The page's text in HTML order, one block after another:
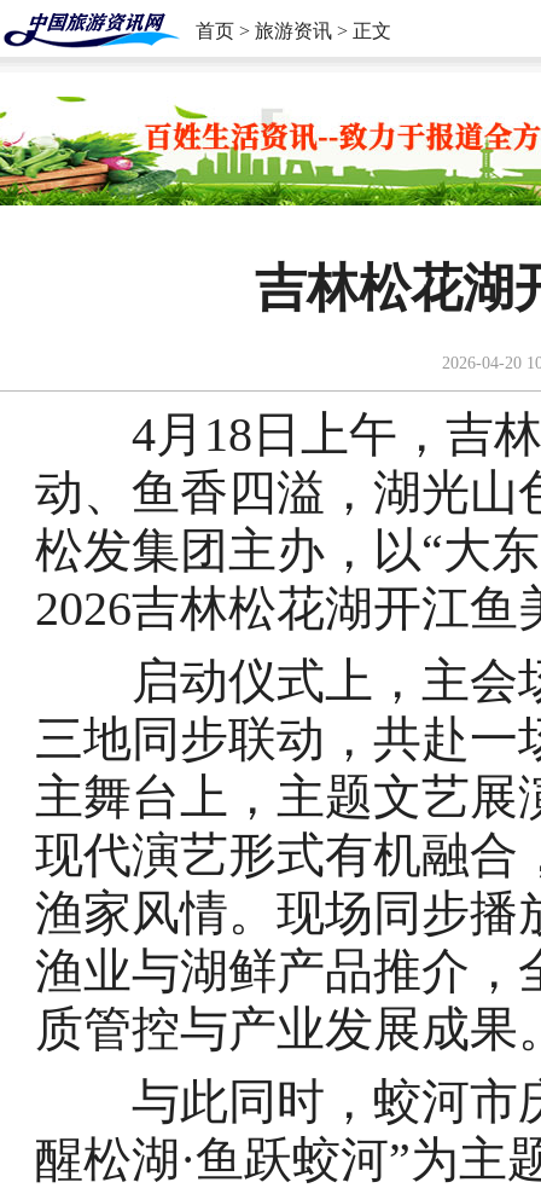
首页 > 旅游资讯 > 正文
吉林松花湖
2026-04-20
4月18日上午，吉林
动、鱼香四溢，湖光山
松发集团主办，以“大
2026吉林松花湖开江
启动仪式上，主会
三地同步联动，共赴一
主舞台上，主题文艺展
现代演艺形式有机融合
渔家风情。现场同步播
渔业与湖鲜产品推介，
质管控与产业发展成果
与此同时，蛟河市
醒松湖·鱼跃蛟河”为主